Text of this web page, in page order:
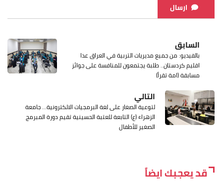
ارسال
السابق
بالفيديو: من جميع مديريات التربية في العراق عدا
اقليم كردستان.. طلبة يجتمعون للمنافسة على جوائز
مسابقة (امة تقرأ)
التالي
لتوعية الصغار على لغة البرمجيات الالكترونية... جامعة
الزهراء (ع) التابعة للعتبة الحسينية تقيم دورة المبرمج
الصغير للأطفال
قد يعجبك ايضاً